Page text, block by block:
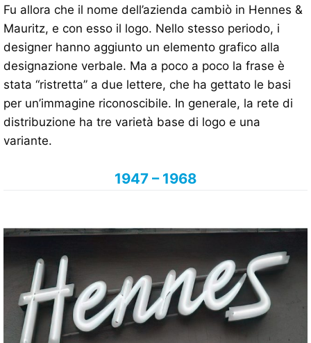
Fu allora che il nome dell’azienda cambiò in Hennes &
Mauritz, e con esso il logo. Nello stesso periodo, i
designer hanno aggiunto un elemento grafico alla
designazione verbale. Ma a poco a poco la frase è
stata “ristretta” a due lettere, che ha gettato le basi
per un’immagine riconoscibile. In generale, la rete di
distribuzione ha tre varietà base di logo e una
variante.
1947 – 1968